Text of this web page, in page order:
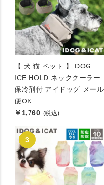
【 犬 猫 ペット 】IDOG
ICE HOLD ネッククーラー
保冷剤付 アイドッグ メール
便OK
￥1,760 (税込)